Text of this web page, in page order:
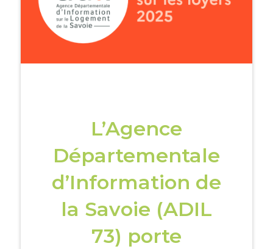
L’Agence
Départementale
d’Information de
la Savoie (ADIL
73) porte